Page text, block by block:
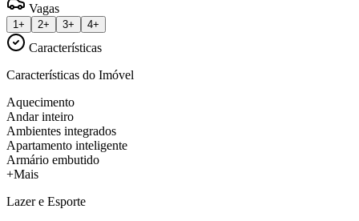
Vagas
1+ 2+ 3+ 4+
Características
Características do Imóvel
Aquecimento
Andar inteiro
Ambientes integrados
Apartamento inteligente
Armário embutido
+Mais
Lazer e Esporte